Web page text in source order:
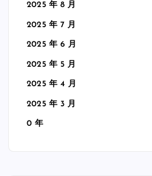
2025 年 8 月
2025 年 7 月
2025 年 6 月
2025 年 5 月
2025 年 4 月
2025 年 3 月
0 年